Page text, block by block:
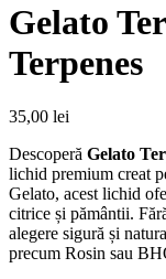
Gelato
Terpenes
35,00 lei
Descoperă Gelato
lichid premium creat
Gelato, acest lichid
citrice și pământii.
alegere sigură și
precum Rosin sau